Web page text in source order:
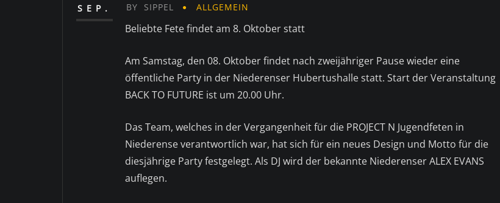
SEP. BY SIPPEL ALLGEMEIN
Beliebte Fete findet am 8. Oktober statt
Am Samstag, den 08. Oktober findet nach zweijähriger Pause wieder eine
öffentliche Party in der Niederenser Hubertushalle statt. Start der Veranstaltung
BACK TO FUTURE ist um 20.00 Uhr.
Das Team, welches in der Vergangenheit für die PROJECT N Jugendfeten in
Niederense verantwortlich war, hat sich für ein neues Design und Motto für die
diesjährige Party festgelegt. Als DJ wird der bekannte Niederenser ALEX EVANS
auflegen.